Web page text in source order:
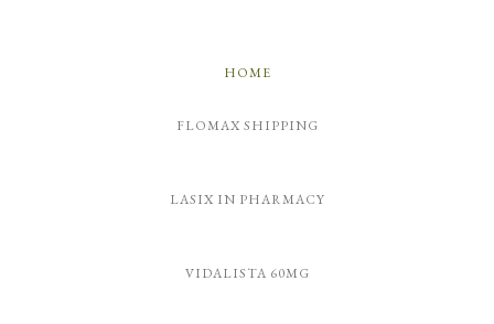
HOME
FLOMAX SHIPPING
LASIX IN PHARMACY
VIDALISTA 60MG